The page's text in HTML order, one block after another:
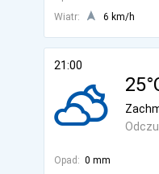
Wiatr:
6 km/h
21:00
Opad: 0 mm